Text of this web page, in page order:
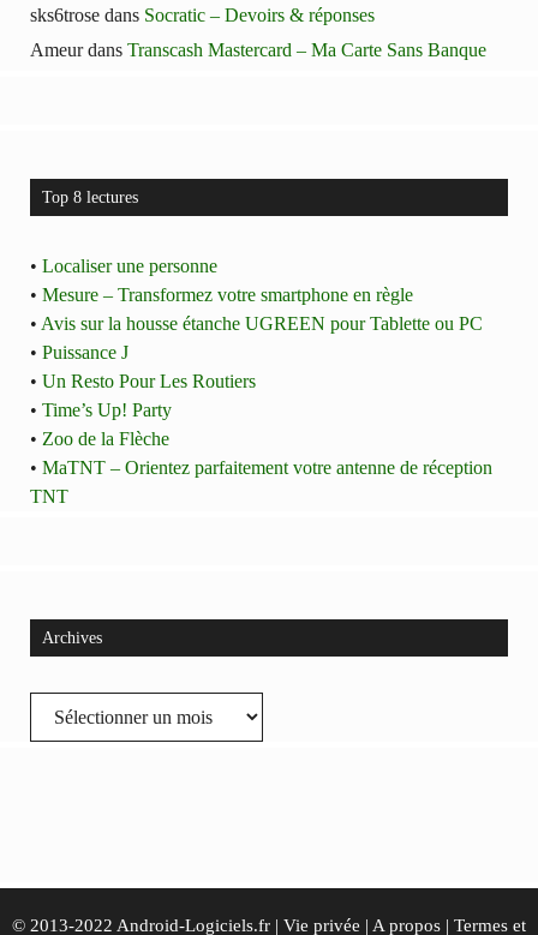
sks6trose dans Socratic – Devoirs & réponses
Ameurdans Transcash Mastercard – Ma Carte Sans Banque
Top 8 lectures
• Localiser une personne
• Mesure – Transformez votre smartphone en règle
• Avis sur la housse étanche UGREEN pour Tablette ou PC
• Puissance J
• Un Resto Pour Les Routiers
• Time’s Up! Party
• Zoo de la Flèche
• MaTNT – Orientez parfaitement votre antenne de réception
TNT
Archives
Archives
© 2013-2022 Android-Logiciels.fr | Vie privée | A propos | Termes et